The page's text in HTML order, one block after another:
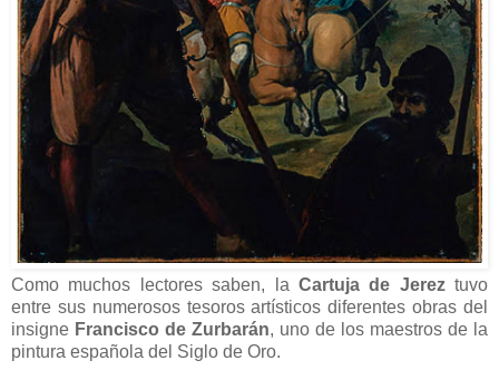
Como muchos lectores saben, la Cartuja de Jereztuvo
entre sus numerosos tesoros artísticos diferentes obras del
insigne Francisco de Zurbarán, uno de los maestros de la
pintura española del Siglo de Oro.